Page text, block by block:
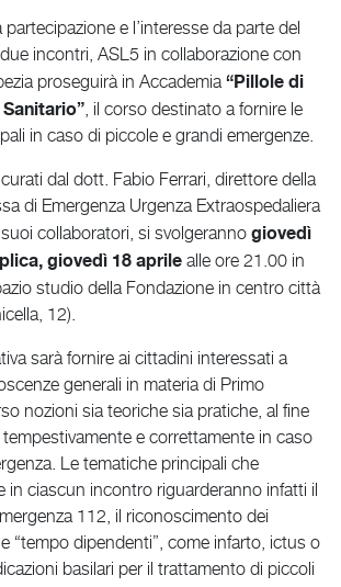
e l’interesse da parte del
incontri, ASL5 in collaborazione con
proseguirà in Accademia“Pillole di
, il corso destinato a fornire le
in caso di piccole e grandi emergenze.
dal dott. Fabio Ferrari, direttore della
di Emergenza Urgenza Extraospedaliera
collaboratori, si svolgerannogiovedì
giovedì 18 aprile alle ore 21.00 in
studio della Fondazione in centro città
12).
sarà fornire ai cittadini interessati a
generali in materia di Primo
nozioni sia teoriche sia pratiche, al fine
e correttamente in caso
Le tematiche principali che
in ciascun incontro riguarderanno infatti il
112, il riconoscimento dei
“tempo dipendenti”, come infarto, ictus o
basilari per il trattamento di piccoli